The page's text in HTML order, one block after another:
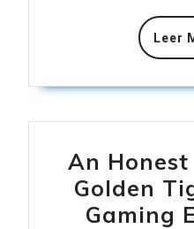
Leer
An
Golden
Gaming